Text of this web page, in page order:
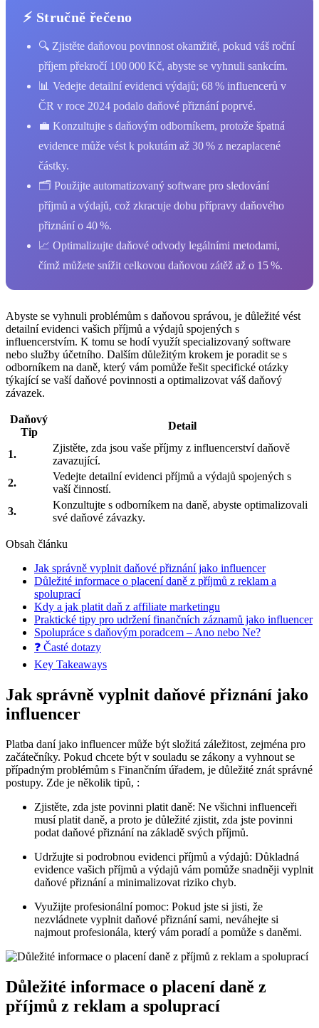
⚡ Stručně řečeno
🔍 Zjistěte daňovou povinnost okamžitě, pokud váš roční
příjem překročí 100 000 Kč, abyste se vyhnuli sankcím.
📊 Vedejte detailní evidenci výdajů; 68 % influencerů v
ČR v roce 2024 podalo daňové přiznání poprvé.
💼 Konzultujte s daňovým odborníkem, protože špatná
evidence může vést k pokutám až 30 % z nezaplacené
částky.
🗂️ Použijte automatizovaný software pro sledování
příjmů a výdajů, což zkracuje dobu přípravy daňového
přiznání o 40 %.
📈 Optimalizujte daňové odvody legálními metodami,
čímž můžete snížit celkovou daňovou zátěž až o 15 %.
Abyste se vyhnuli problémům s daňovou správou, je důležité vést
detailní evidenci vašich příjmů a výdajů spojených s
influencerstvím. K tomu se hodí využít specializovaný software
nebo služby účetního. Dalším důležitým krokem je poradit se s
odborníkem na daně, který vám pomůže řešit specifické otázky
týkající se vaší daňové povinnosti a optimalizovat váš daňový
závazek.
Daňový
Tip
Detail
1.
Zjistěte, zda jsou vaše příjmy z influencerství daňově
zavazující.
2.
Vedejte detailní evidenci příjmů a výdajů spojených s
vaší činností.
3.
Konzultujte s odborníkem na daně, abyste optimalizovali
své daňové závazky.
Obsah článku
Jak správně vyplnit daňové přiznání jako influencer
Důležité informace o placení daně z příjmů z reklam a
spoluprací
Kdy a jak platit daň z affiliate marketingu
Praktické tipy pro udržení finančních záznamů jako influencer
Spolupráce s daňovým poradcem – Ano nebo Ne?
❓ Časté dotazy
Key Takeaways
Jak správně vyplnit daňové přiznání jako
influencer
Platba daní jako influencer může být složitá záležitost, zejména pro
začátečníky. Pokud chcete být v souladu se zákony a vyhnout se
případným problémům s Finančním úřadem, je důležité znát správné
postupy. Zde je několik tipů, :
Zjistěte, zda jste povinni platit daně: Ne všichni influenceři
musí platit daně, a proto je důležité zjistit, zda jste povinni
podat daňové přiznání na základě svých příjmů.
Udržujte si podrobnou evidenci příjmů a výdajů: Důkladná
evidence vašich příjmů a výdajů vám pomůže snadněji vyplnit
daňové přiznání a minimalizovat riziko chyb.
Využijte profesionální pomoc: Pokud jste si jisti, že
nezvládnete vyplnit daňové přiznání sami, neváhejte si
najmout profesionála, který vám poradí a pomůže s daněmi.
Důležité informace o placení daně z
příjmů z reklam a spoluprací